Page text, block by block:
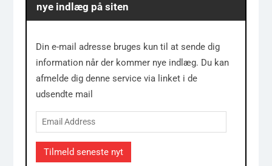
nye indlæg på siten
Din e-mail adresse bruges kun til at sende dig
information når der kommer nye indlæg. Du kan
afmelde dig denne service via linket i de
udsendte mail
Email
Address
Tilmeld seneste nyt